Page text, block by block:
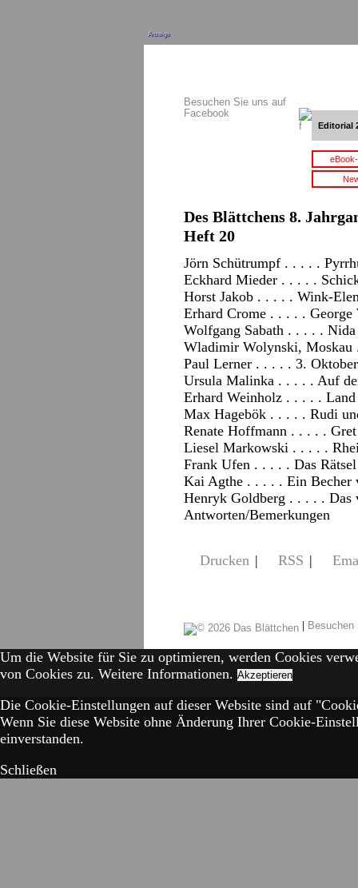
Anzeige
Besuchen Sie uns auf
Facebook
Editorial
Des Blättchens 8.
Heft 20
Jörn Schütrumpf . . . . .
Eckhard Mieder . . . . .
Horst Jakob . . . . . Wink-
Erhard Crome . . . . . George
Wolfgang Sabath . . . . .
Wladimir Wolynski, Moskau
Paul Lerner . . . . . 3. Oktober
Ursula Malinka . . . . . Auf
Erhard Weinholz . . . . .
Max Hagebök . . . . . Rudi
Renate Hoffmann . . . . . Gret
Liesel Markowski . . . . .
Frank Ufen . . . . . Das
Kai Agthe . . . . . Ein Becher
Henryk Goldberg . . . . . Das
Antworten/Bemerkungen
Drucken | RSS |
|
Um die Website für Sie zu optimieren, werden Cookies
von Cookies zu. Weitere Informationen. Akzeptieren
Die Cookie-Einstellungen auf dieser Website sind auf
Wenn Sie diese Website ohne Änderung Ihrer Cookie-
einverstanden.
Schließen